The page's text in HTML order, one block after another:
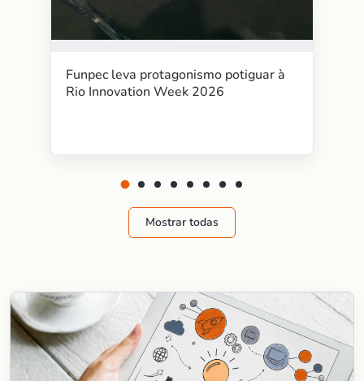
Funpec leva protagonismo potiguar à
Rio Innovation Week 2026
Mostrar todas